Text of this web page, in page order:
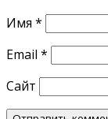
Имя *
Email *
Сайт